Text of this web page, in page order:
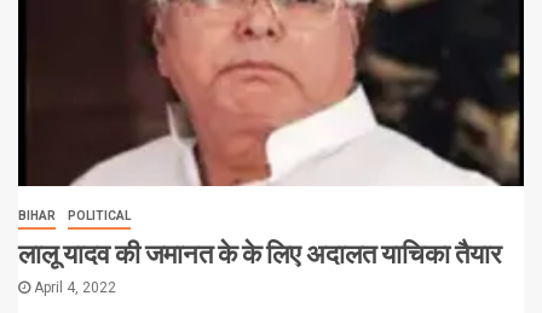
BIHAR POLITICAL
लालू यादव की जमानत के के लिए अदालत याचिका तैयार
April 4, 2022